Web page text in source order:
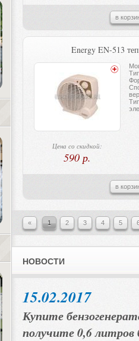
в
Energy EN-513
Цена со скидкой:
590 р.
в
« 1 2 3 4 5
НОВОСТИ
15.02.2017
Купите
получите 0,6